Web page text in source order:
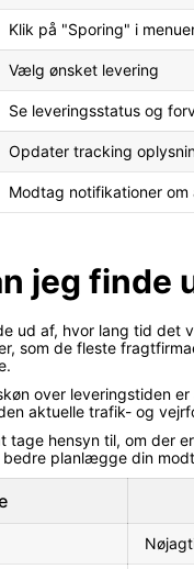
Klik på "Sporing" i
Vælg ønsket levering
Se leveringsstatus og
Opdater tracking
Modtag notifikationer
jeg finde
ud af, hvor lang tid det
som de fleste
over leveringstiden
aktuelle trafik- og
tage hensyn til, om der
planlægge din